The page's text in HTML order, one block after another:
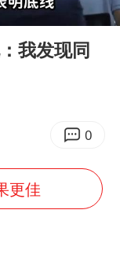
视频丨中国东方电气集团原党组副书记、董事宋致远被查
“不怕六爷挂得多 就怕六爷挂一颗”
滨vs通辽
由烟头引起
几元成本的AI广告导致千万市值蒸发
市民书》
05:23
我发现同
0
更佳